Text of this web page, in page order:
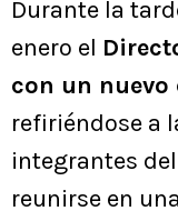
Durante la
enero el
con un
refiriéndose a
integrantes
reunirse en